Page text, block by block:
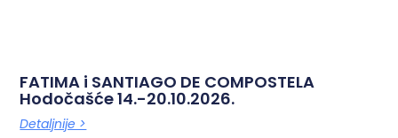
FATIMA i SANTIAGO DE COMPOSTELA
Hodočašće 14.-20.10.2026.
Detaljnije >